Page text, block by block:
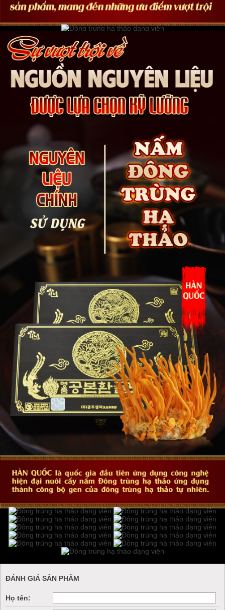
những người bận rộn. Bạn cũng có thể tìm hiểu thêm một số sản
phẩm viên đông trùng hạ thảo có công dụng tương tự như: đông
trùng hạ thảo Tenken, đông trùng hạ thảo viên nhộng Bio,Đông
trùng hạ thảo hộp gỗ 60 viên
Lưu ý:Sản phẩm được cô thành dạng viên nên khi sử dụng dùng
với nước lọc tinh khiết, không nên dùng với sữa hoặc trà hay nước
uống khác. Thành phần của đông trùng hạ thảo viên hoàn Gold là
thảo dược, không chứa chất bảo quản hay phụ gia nên an toàn
cho người dùng, đóng gói hợp vệ sinh, đảm bảo đầy đủ các quy
định hiện hành.
Khuyến cáo:
Dù là sản phẩm thảo dược nhưng cần tuân thủ theo
sự chỉ dẫn của nhà sản xuất, đọc kĩ hướng dẫn khi dùng. Việc lạm
dụng có thể gây những bất lợi cho cơ thể. Nên kiên trì sử dụng sản
phẩm trong thời gian dài mới thấy được sự thay đổi của cơ thể.
Cảnh báo: Các sản phẩm đông trùng hạ thảo viên hoàn Gold kém
chất lượng trên thị trường hiện nay thường bán với giá thành rẻ
hơn và không có tem chứng nhận chất lượng. Thành phần được
cô đặc ở dạng viên nên người dùng khó kiểm tra chất lượng. Vì
vậy việc nhận diện bao bì với các đặc điểm nổi bật như logo
thương hiệu, logo bảo trợ Samsung, mã vạch quốc tế…là rất quan
trọng.
Dưới đây là hướng dẫn chi tiếtphân biệt sản phẩm đông trùng
hạ thảo viên hoàn Gold chính hãng:
ĐÁNH GIÁ SẢN PHẨM
Họ tên: